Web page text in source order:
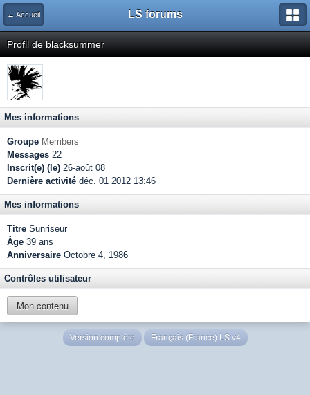
← Accueil LS forums
Profil de blacksummer
Mes informations
Groupe Members
Messages 22
Inscrit(e) (le) 26-août 08
Dernière activité déc. 01 2012 13:46
Mes informations
Titre Sunriseur
Âge 39 ans
Anniversaire Octobre 4, 1986
Contrôles utilisateur
Mon contenu
Version complète Français (France) LS v4